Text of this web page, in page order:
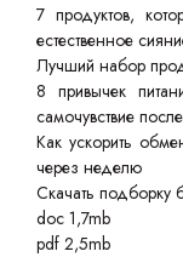
7 продуктов,
естественное
Лучший набор
8 привычек
самочувствие
Как ускорить
через неделю
Скачать подборку
doc 1,7mb
pdf 2,5mb